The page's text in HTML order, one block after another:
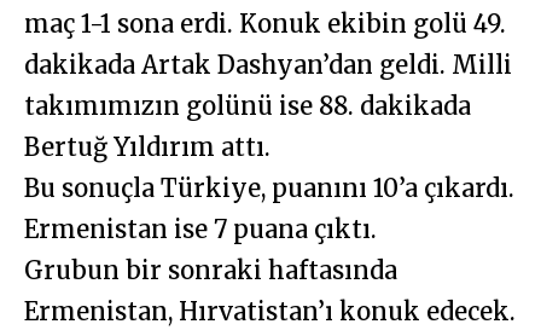
maç 1-1 sona erdi. Konuk ekibin golü 49.
dakikada Artak Dashyan’dan geldi. Milli
takımımızın golünü ise 88. dakikada
Bertuğ Yıldırım attı.
Bu sonuçla Türkiye, puanını 10’a çıkardı.
Ermenistan ise 7 puana çıktı.
Grubun bir sonraki haftasında
Ermenistan, Hırvatistan’ı konuk edecek.